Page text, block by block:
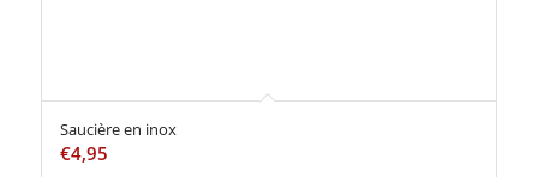
Saucière en inox
€4,95